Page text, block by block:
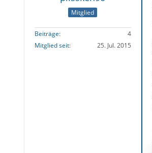
Mitglied
Beiträge
4
Mitglied seit
25. Jul. 2015